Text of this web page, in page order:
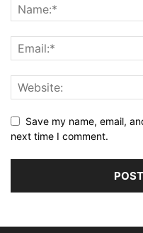
Save my name, email,
next time I comment.